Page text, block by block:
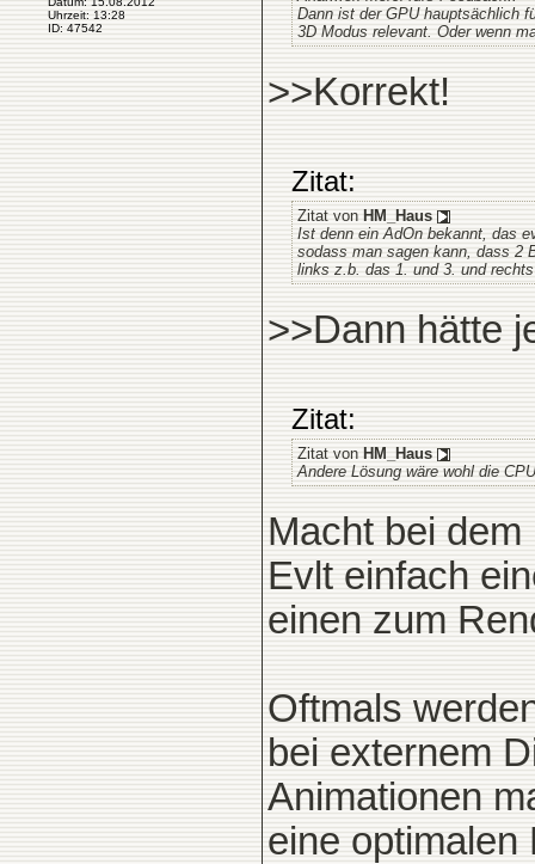
Uhrzeit: 13:28
ID: 47542
Dann ist der GPU hauptsächlich
3D Modus relevant. Oder wenn
>>Korrekt!
Zitat:
Zitat von HM_Haus
Ist denn ein AdOn bekannt, das
sodass man sagen kann, dass 2
links z.b. das 1. und 3. und
>>Dann hätte
Zitat:
Zitat von HM_Haus
Andere Lösung wäre wohl die
Macht bei
Evlt einfach
einen zum
Oftmals
bei externem
Animationen
eine optimalen